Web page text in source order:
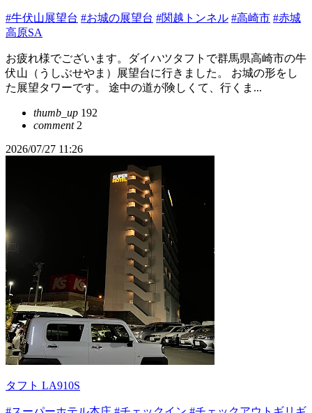
#牛伏山展望台 #お城の展望台 #関越トンネル #高崎市 #赤城
高原SA
お疲れ様でございます。ダイハツタフトで群馬県高崎市の牛
伏山（うしぶせやま）展望台に行きました。 お城の形をし
た展望タワーです。 途中の道が険しくて、行くま...
thumb_up 192
comment2
2026/07/27 11:26
タフト LA910S